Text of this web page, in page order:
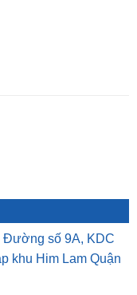
Đường số 9A, KDC
khu Him Lam Quận